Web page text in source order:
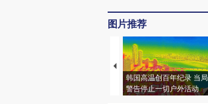
图片推荐
韩国高温创百年纪录 当局
警告停止一切户外活动